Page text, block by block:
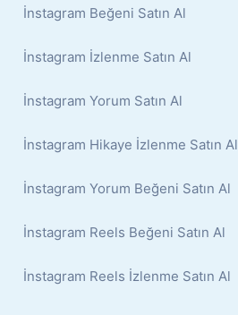
İnstagram Beğeni Satın Al
İnstagram İzlenme Satın Al
İnstagram Yorum Satın Al
İnstagram Hikaye İzlenme Satın Al
İnstagram Yorum Beğeni Satın Al
İnstagram Reels Beğeni Satın Al
İnstagram Reels İzlenme Satın Al